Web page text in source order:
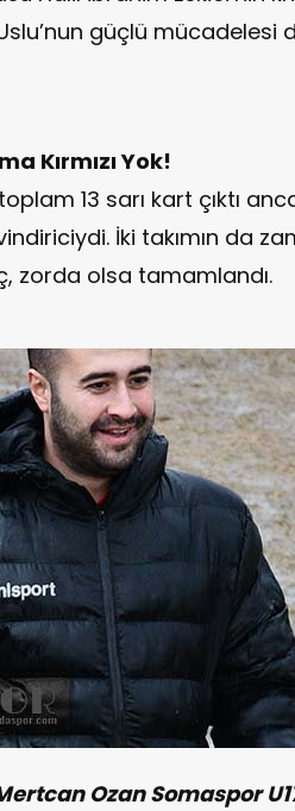
güçlü mücadelesi
Kırmızı Yok!
toplam 13 sarı kart çıktı
İki takımın da
zorda olsa tamamlandı.
Ozan Somaspor